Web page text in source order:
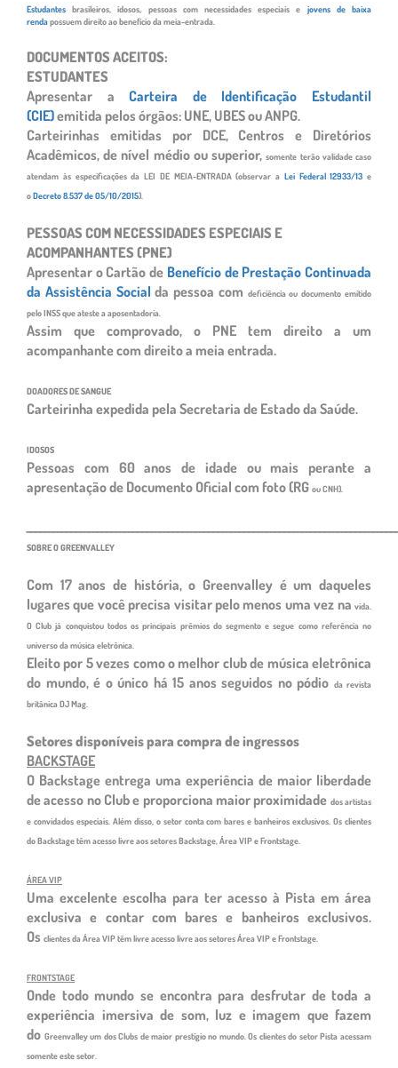
Estudantes brasileiros, idosos, pessoas com necessidades especiais e jovens de baixa
rendapossuem direito ao benefícioda meia-entrada.
DOCUMENTOS ACEITOS:
ESTUDANTES
Apresentar aCarteira de Identificação Estudantil
(CIE)emitida pelos órgãos: UNE, UBES ou ANPG.
Carteirinhas emitidas por DCE, Centros e Diretórios
Acadêmicos, de nível médio ou superior,somente terão validade caso
atendam às especificações da LEI DE MEIA-ENTRADA (observar a Lei Federal 12933/13 e
oDecreto 8.537 de 05/10/2015).
PESSOAS COM NECESSIDADES ESPECIAIS E
ACOMPANHANTES (PNE)
Apresentar o Cartão de Benefício de Prestação Continuada
da Assistência Social da pessoa com deficiência ou documento emitido
pelo INSS que ateste a aposentadoria.
Assim que comprovado, o PNE tem direito a um
acompanhante com direito a meia entrada.
DOADORES DE SANGUE
Carteirinha expedida pela Secretaria de Estado da Saúde.
IDOSOS
Pessoas com 60 anos de idade ou mais perante a
apresentação de Documento Oficial com foto (RG ou CNH).
SOBRE O GREENVALLEY
Com 17 anos de história, o Greenvalley é um daqueles
lugares que você precisa visitar pelo menos uma vez na vida.
O Club já conquistou todos os principais prêmios do segmento e segue como referência no
universo damúsica eletrônica.
Eleito por 5 vezes como o melhor club de música eletrônica
do mundo, é o único há 15 anos seguidos no pódio da revista
britânica DJ Mag.
Setores disponíveis para compra de ingressos
BACKSTAGE
O Backstage entrega uma experiência de maior liberdade
de acesso no Club e proporciona maior proximidade dos artistas
e convidados especiais. Além disso, o setor conta com bares e banheiros exclusivos. Os clientes
doBackstage têm acesso livre aos setores Backstage, Área VIP e Frontstage.
ÁREA VIP
Uma excelente escolha para ter acesso à Pista em área
exclusiva e contar com bares e banheiros exclusivos.
Os clientes da Área VIP têm livre acesso livre aos setores Área VIP e Frontstage.
FRONTSTAGE
Onde todo mundo se encontra para desfrutar de toda a
experiência imersiva de som, luz e imagem que fazem
do Greenvalley um dos Clubs de maior prestígio no mundo. Os clientes do setor Pista acessam
somente este setor.